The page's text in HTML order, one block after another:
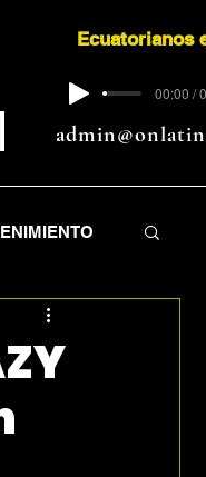
Ecuatorianos
00:00 /